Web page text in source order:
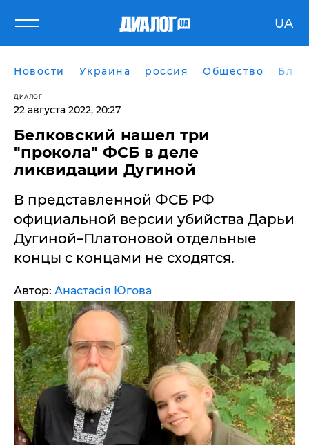
UA
Новости Украина россия Общество
ДИАЛОГ
22 августа 2022, 20:27
​Белковский нашел три
"прокола" ФСБ в деле
ликвидации Дугиной
В представленной ФСБ РФ
официальной версии убийства Дарьи
Дугиной–Платоновой отдельные
концы с концами не сходятся.
Автор: Анастасія Югова